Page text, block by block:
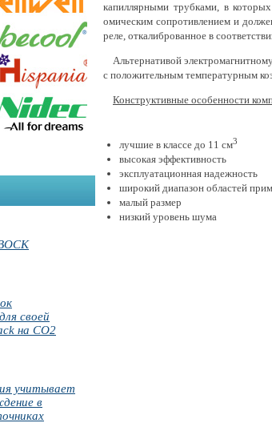
своей
на CO2
учитывает
в
капиллярными трубками, в
омическим сопротивлением и
реле, откалиброванное в
Альтернативой
с положительным температурным
Конструктивные особенности
лучшие в классе до 11 см3
высокая эффективность
эксплуатационная надежность
широкий диапазон областей
малый размер
низкий уровень шума